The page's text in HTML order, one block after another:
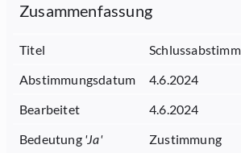
Zusammenfassung
Titel
Abstimmungsdatum
4.6.2024
Bearbeitet
4.6.2024
Bedeutung 'Ja'
Zustimmung